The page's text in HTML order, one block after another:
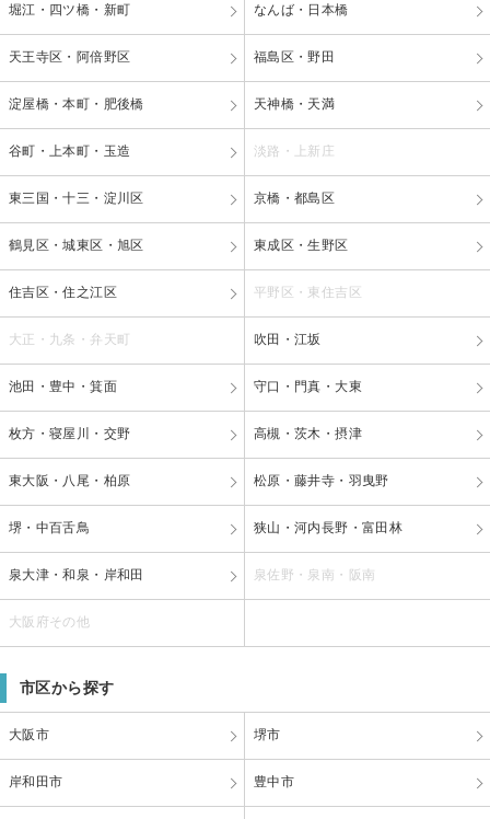
堀江・四ツ橋・新町 なんば・日本橋
天王寺区・阿倍野区 福島区・野田
淀屋橋・本町・肥後橋 天神橋・天満
谷町・上本町・玉造 淡路・上新庄
東三国・十三・淀川区 京橋・都島区
鶴見区・城東区・旭区 東成区・生野区
住吉区・住之江区 平野区・東住吉区
大正・九条・弁天町 吹田・江坂
池田・豊中・箕面 守口・門真・大東
枚方・寝屋川・交野 高槻・茨木・摂津
東大阪・八尾・柏原 松原・藤井寺・羽曳野
堺・中百舌鳥 狭山・河内長野・富田林
泉大津・和泉・岸和田 泉佐野・泉南・阪南
大阪府その他
市区から探す
大阪市 堺市
岸和田市 豊中市